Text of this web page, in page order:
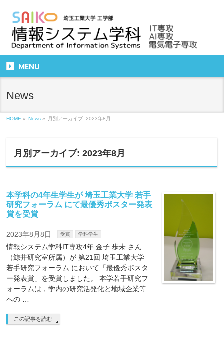
MENU
News
HOME » News » 月別アーカイブ: 2023年8月
月別アーカイブ: 2023年8月
本学科の4年生学生が 埼玉工業大学 若手
研究フォーラム にて最優秀ポスター発表
賞を受賞
2023年8月8日 受賞 学科学生
情報システム学科IT専攻4年 金子 歩未 さん
（鯨井研究室所属）が 第21回 埼玉工業大学
若手研究フォーラム において「最優秀ポスタ
ー発表賞」を受賞しました。 本学若手研究フ
ォーラムは，学内の研究活発化と地域企業等
への …
この記事を読む